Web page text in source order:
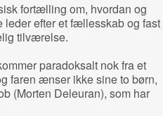
fortælling om, hvordan og
leder efter et fællesskab og fast
tilværelse.
paradoksalt nok fra et
faren ænser ikke sine to børn,
(Morten Deleuran), som har